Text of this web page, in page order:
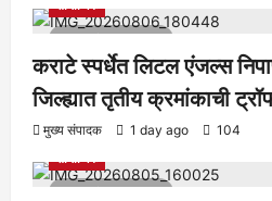
1 minute read
कराटे स्पर्धेत लिटल एंजल्स
जिल्ह्यात तृतीय क्रमांकाची
मुख्य संपादक 1 day ago 104
1 minute read
आरोग्य क्रीडा ताज्या बातम्या निपाणी